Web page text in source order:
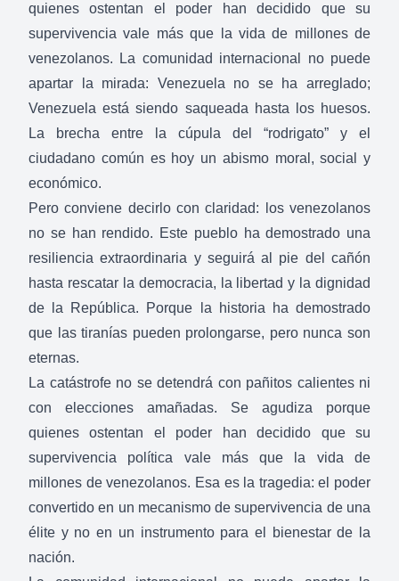
quienes ostentan el poder han decidido que su
supervivencia vale más que la vida de millones de
venezolanos. La comunidad internacional no puede
apartar la mirada: Venezuela no se ha arreglado;
Venezuela está siendo saqueada hasta los huesos.
La brecha entre la cúpula del “rodrigato” y el
ciudadano común es hoy un abismo moral, social y
económico.
Pero conviene decirlo con claridad: los venezolanos
no se han rendido. Este pueblo ha demostrado una
resiliencia extraordinaria y seguirá al pie del cañón
hasta rescatar la democracia, la libertad y la dignidad
de la República. Porque la historia ha demostrado
que las tiranías pueden prolongarse, pero nunca son
eternas.
La catástrofe no se detendrá con pañitos calientes ni
con elecciones amañadas. Se agudiza porque
quienes ostentan el poder han decidido que su
supervivencia política vale más que la vida de
millones de venezolanos. Esa es la tragedia: el poder
convertido en un mecanismo de supervivencia de una
élite y no en un instrumento para el bienestar de la
nación.